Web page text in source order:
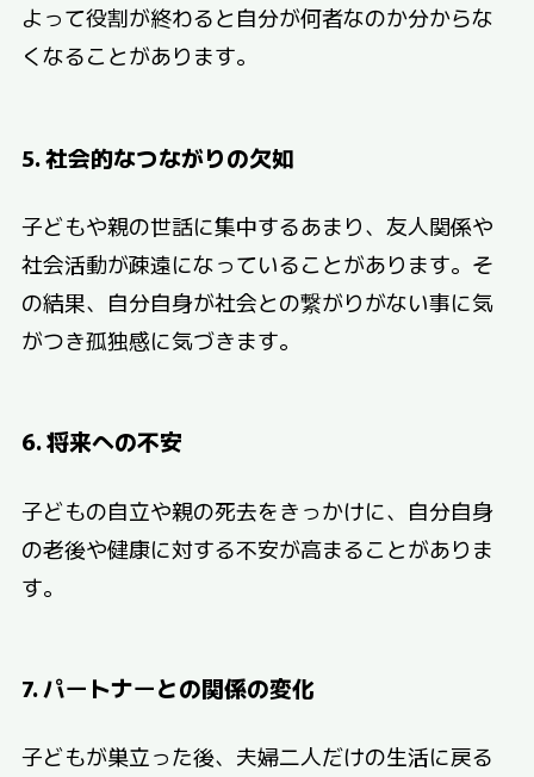
よって役割が終わると自分が何者なのか分からな
くなることがあります。
5. 社会的なつながりの欠如
子どもや親の世話に集中するあまり、友人関係や
社会活動が疎遠になっていることがあります。そ
の結果、自分自身が社会との繋がりがない事に気
がつき孤独感に気づきます。
6. 将来への不安
子どもの自立や親の死去をきっかけに、自分自身
の老後や健康に対する不安が高まることがありま
す。
7. パートナーとの関係の変化
子どもが巣立った後、夫婦二人だけの生活に戻る